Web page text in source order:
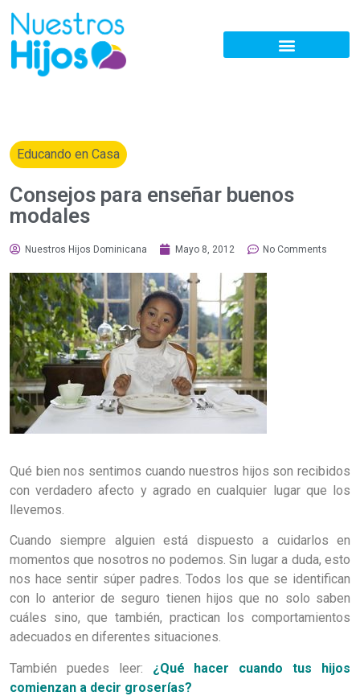
Educando en Casa
Consejos para enseñar buenos
modales
Nuestros Hijos Dominicana Mayo 8, 2012 No Comments
Qué bien nos sentimos cuando nuestros hijos son recibidos
con verdadero afecto y agrado en cualquier lugar que los
llevemos.
Cuando siempre alguien está dispuesto a cuidarlos en
momentos que nosotros no podemos. Sin lugar a duda, esto
nos hace sentir súper padres. Todos los que se identifican
con lo anterior de seguro tienen hijos que no solo saben
cuáles sino, que también, practican los comportamientos
adecuados en diferentes situaciones.
También puedes leer:
¿Qué hacer cuando tus hijos
comienzan a decir groserías?